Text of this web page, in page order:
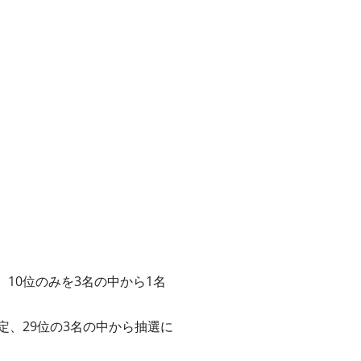
位のみを3名の中から1名
、29位の3名の中から抽選に